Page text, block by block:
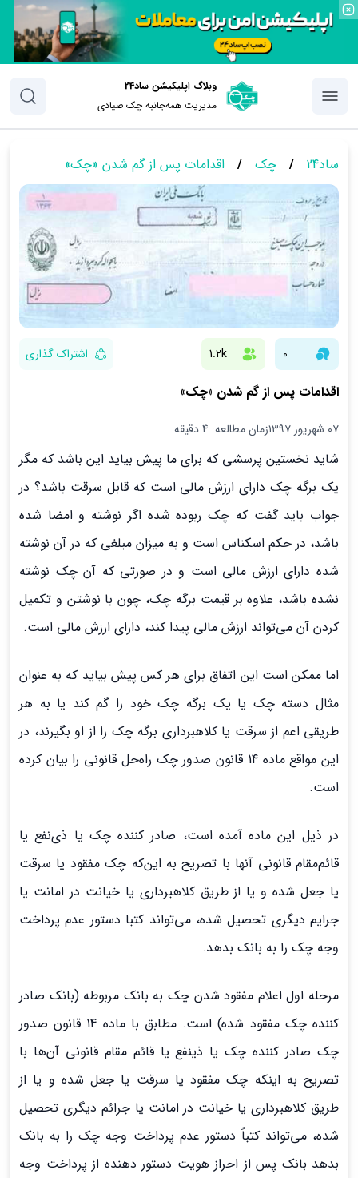
وبلاگ اپلیکیشن ساد24
مدیریت همه‌جانبه چک‌ صیادی
ساد24 / چک / اقدامات پس از گم شدن «چک»
0
1.2k اشتراک گذاری
اقدامات پس از گم شدن «چک»
۰۷ شهریور ۱۳۹۷ زمان مطالعه: 4 دقیقه
شاید نخستین پرسشی که برای ما پیش بیاید این باشد که مگر
یک برگه چک دارای ارزش مالی است که قابل سرقت باشد؟ در
جواب باید گفت که چک ربوده شده اگر نوشته و امضا شده
باشد، در حکم اسکناس است و به میزان مبلغی که در آن نوشته
شده دارای ارزش مالی است و در صورتی که آن چک نوشته
نشده باشد، علاوه بر قیمت برگه چک، چون با نوشتن و تکمیل
کردن آن می‌تواند ارزش مالی پیدا کند، دارای ارزش مالی است.
اما ممکن است این اتفاق برای هر کس پیش بیاید که به عنوان
مثال دسته چک یا یک برگه چک خود را گم کند یا به هر
طریقی اعم از سرقت یا کلاهبرداری برگه چک را از او بگیرند، در
این مواقع ماده 14 قانون صدور چک راه‌حل قانونی را بیان کرده
است.
در ذیل این ماده آمده است، صادر کننده چک یا ذی‌نفع یا
قائم‌مقام قانونی آنها با تصریح به این‌که چک مفقود یا سرقت
یا جعل شده و یا از طریق کلاهبرداری یا خیانت در امانت یا
جرایم دیگری تحصیل شده، می‌تواند کتبا دستور عدم پرداخت
وجه چک را به بانک بدهد.
مرحله اول اعلام مفقود شدن چک به بانک مربوطه (بانک صادر
کننده چک مفقود شده) است. مطابق با ماده 14 قانون صدور
چک صادر کننده چک یا ذینفع یا قائم مقام قانونی آن‌ها با
تصریح به اینکه چک مفقود یا سرقت یا جعل شده و یا از
طریق کلاهبرداری یا خیانت در امانت یا جرائم دیگری تحصیل
شده، می‌تواند کتباً دستور عدم پرداخت وجه چک را به بانک
بدهد بانک پس از احراز هویت دستور دهنده از پرداخت وجه